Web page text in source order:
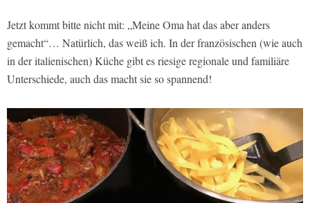
Jetzt kommt bitte nicht mit: „Meine Oma hat das aber anders
gemacht“… Natürlich, das weiß ich. In der französischen (wie auch
in der italienischen) Küche gibt es riesige regionale und familiäre
Unterschiede, auch das macht sie so spannend!